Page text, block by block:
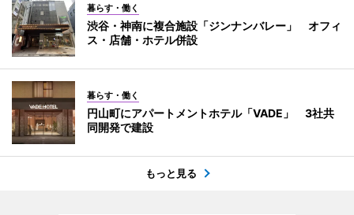
暮らす・働く
渋谷・神南に複合施設「ジンナンバレー」 オフィ
ス・店舗・ホテル併設
暮らす・働く
円山町にアパートメントホテル「VADE」 3社共
同開発で建設
もっと見る